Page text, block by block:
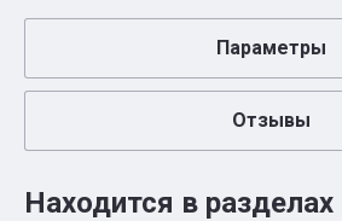
Параметры
Отзывы
Находится в разделах